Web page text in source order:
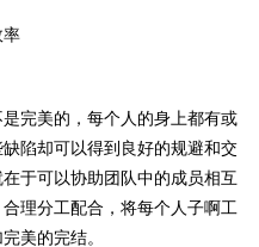
完美的，每个人的身上都有或
陷却可以得到良好的规避和交
于可以协助团队中的成员相互
理分工配合，将每个人子啊工
美的完结。